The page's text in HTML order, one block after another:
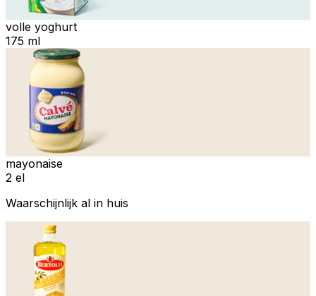
volle yoghurt
175 ml
mayonaise
2 el
Waarschijnlijk al in huis